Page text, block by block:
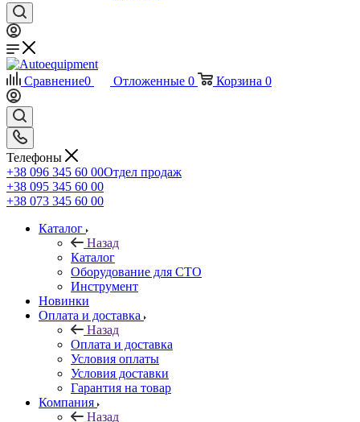
Сравнение0 Отложенные 0 Корзина 0
Телефоны
+38 096 345 60 00Отдел продаж
+38 095 345 60 00
+38 073 345 60 00
Каталог
Назад
Каталог
Оборудование для СТО
Инструмент
Новинки
Оплата и доставка
Назад
Оплата и доставка
Условия оплаты
Условия доставки
Гарантия на товар
Компания
Назад